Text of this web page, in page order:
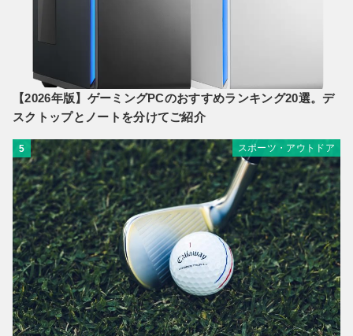
【2026年版】ゲーミングPCのおすすめランキング20選。デ
スクトップとノートを分けてご紹介
5 スポーツ・アウトドア